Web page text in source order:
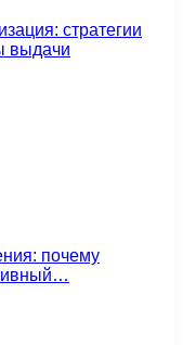
стратегии
выдачи
почему